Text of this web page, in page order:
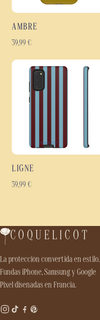
AMBRE
39,99 €
LIGNE
39,99 €
COQUELICOT
La protección convertida en estilo.
Fundas iPhone, Samsung y Google
Pixel diseñadas en Francia.